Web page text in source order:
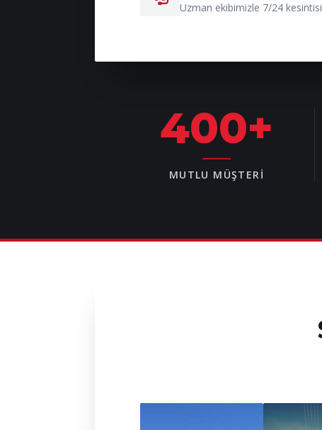
Uzman ekibimizle 7/24
400+
MUTLU MÜŞTERI